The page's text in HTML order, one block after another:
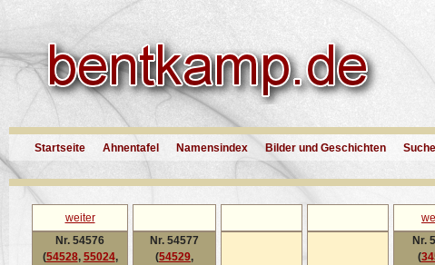
Startseite Ahnentafel Namensindex Bilder und Geschichten Suche
weiter
Nr. 54576
(54528, 55024,
Nr. 54577
(54529,
Nr.
(